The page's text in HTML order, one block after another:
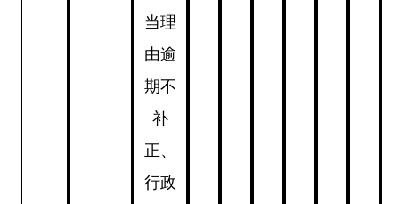
当理
由逾
期不
补
正、
行政